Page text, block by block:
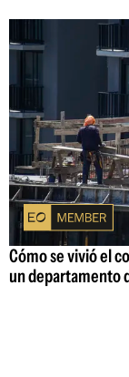
Cómo se vivió el
un departamento